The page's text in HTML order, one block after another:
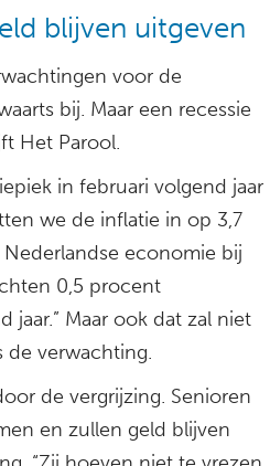
blijven uitgeven
voor de
bij. Maar een recessie
Het Parool.
in februari volgend jaar
we de inflatie in op 3,7
economie bij
0,5 procent
jaar.” Maar ook dat zal niet
de verwachting.
de vergrijzing. Senioren
en zullen geld blijven